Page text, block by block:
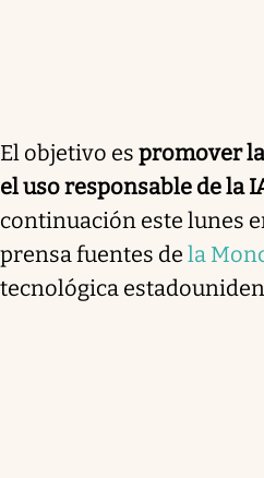
El objetivo es promover
el uso responsable de la
continuación este lunes
prensa fuentes de la
tecnológica